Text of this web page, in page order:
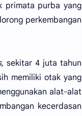
primata purba yang
perkembangan
, sekitar 4 juta tahun
memiliki otak yang
alat-alat
kecerdasan